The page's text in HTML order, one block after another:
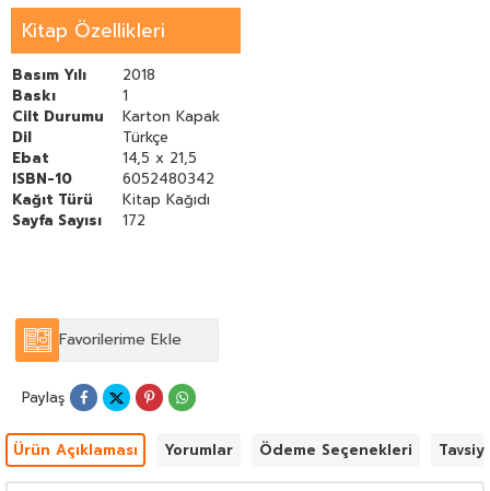
el-Benna'nın çeşitli vakitlerde yaptığı sohbetlerinden
oluşmaktadır.
Kitap Özellikleri
Basım Yılı
2018
Baskı
1
Cilt Durumu
Karton Kapak
Dil
Türkçe
Ebat
14,5 x 21,5
ISBN-10
6052480342
Kağıt Türü
Kitap Kağıdı
Sayfa Sayısı
172
Favorilerime Ekle
Paylaş
Ürün Açıklaması Yorumlar Ödeme Seçenekleri